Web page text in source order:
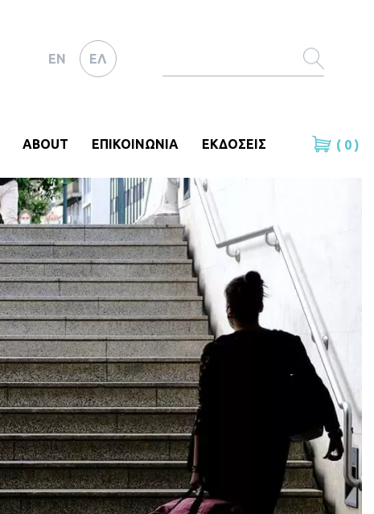
EN ΕΛ
ABOUT ΕΠΙΚΟΙΝΩΝΙΑ ΕΚΔΟΣΕΙΣ ( 0 )